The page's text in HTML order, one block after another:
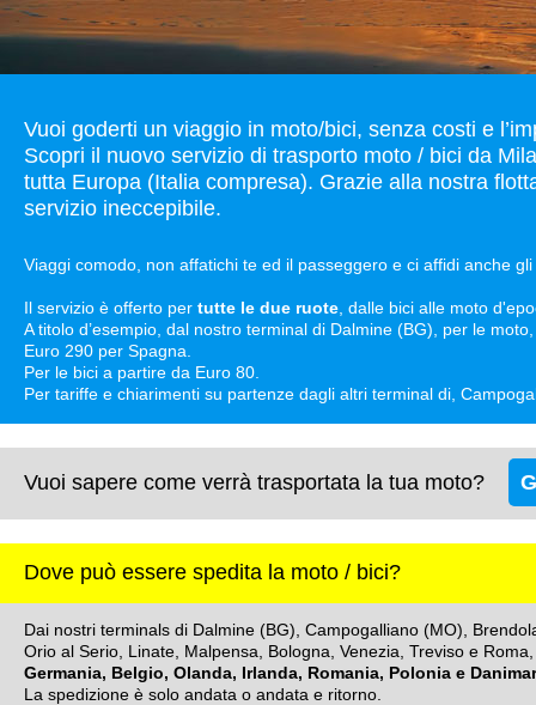
Vuoi goderti un viaggio in moto/bici, senza costi e
Scopri il nuovo servizio di trasporto moto / bici da
tutta Europa (Italia compresa). Grazie alla nostra
servizio ineccepibile.
Viaggi comodo, non affatichi te ed il passeggero e ci affidi anche
Il servizio è offerto per tutte le due ruote , dalle bici alle moto
A titolo d’esempio, dal nostro terminal di Dalmine (BG), per le
Euro 290 per Spagna.
Per le bici a partire da Euro 80.
Per tariffe e chiarimenti su partenze dagli altri terminal di,
Vuoi sapere come verrà trasportata la tua moto?
Dove può essere spedita la moto / bici?
Dai nostri terminals di Dalmine (BG), Campogalliano (MO),
Orio al Serio, Linate, Malpensa, Bologna, Venezia, Treviso e
Germania, Belgio, Olanda, Irlanda, Romania, Polonia e
La spedizione è solo andata o andata e ritorno.